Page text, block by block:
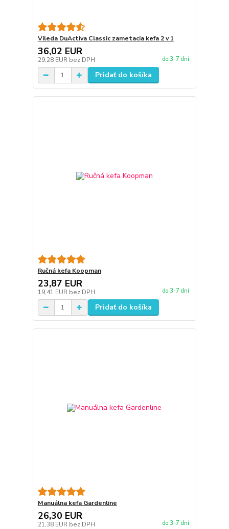
Vileda DuActiva Classic zametacia kefa 2 v 1
36,02 EUR
29,28 EUR bez DPH do 3-7 dní
Pridať do košíka
Ručná kefa Koopman
23,87 EUR
19,41 EUR bez DPH do 3-7 dní
Pridať do košíka
Manuálna kefa Gardenline
26,30 EUR
21,38 EUR bez DPH do 3-7 dní